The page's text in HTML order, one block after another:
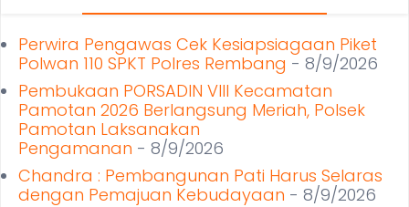
Perwira Pengawas Cek Kesiapsiagaan Piket
Polwan 110 SPKT Polres Rembang - 8/9/2026
Pembukaan PORSADIN VIII Kecamatan
Pamotan 2026 Berlangsung Meriah, Polsek
Pamotan Laksanakan
Pengamanan - 8/9/2026
Chandra : Pembangunan Pati Harus Selaras
dengan Pemajuan Kebudayaan - 8/9/2026